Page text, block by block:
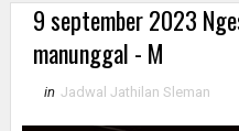
9 september 2023
manunggal - M
in Jadwal Jathilan Sleman